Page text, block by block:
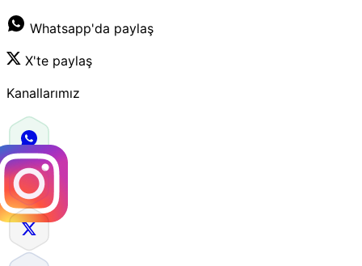
Whatsapp'da paylaş
X'te paylaş
Kanallarımız